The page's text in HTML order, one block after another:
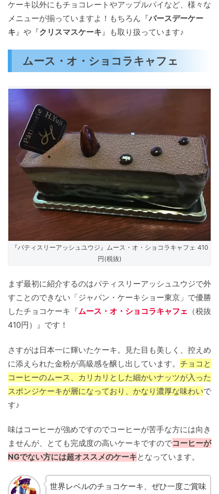
ケーキ以外にもチョコレートやアップルパイなど、様々な
メニューが揃っていますよ！もちろん『バースデーケー
キ』や『クリスマスケーキ』も取り扱っています♪
ムース・オ・ショコラキャフェ
『パティスリーアッシュユウジ』ムース・オ・ショコラキャフェ 410
円(税抜)
まず最初に紹介するのはパティスリーアッシュユウジで外
すことのできない「ジャパン・ケーキショー東京」で優勝
したチョコケーキ『ムース・オ・ショコラキャフェ （税抜
410円）』です！
さすがは日本一に輝いたケーキ。見た目も美しく、控えめ
に添えられた金粉が高級感を醸し出しています。 チョコと
コーヒーのムース、カリカリとした細かいナッツが入った
スポンジケーキが層になっており、かなり濃厚な味わいで
す♪
味はコーヒーが強めですのでコーヒーが苦手な方には向き
ませんが、とても完成度の高いケーキですのでコーヒーが
NGでない方には超オススメのケーキとなっています。
世界レベルのチョコケーキ、ぜひ一度ご賞味